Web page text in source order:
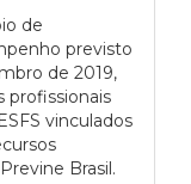
de
previsto
de 2019,
profissionais
vinculados
Brasil.